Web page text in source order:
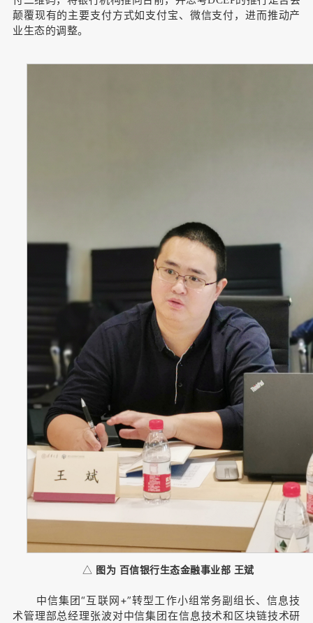
颠覆现有的主要支付方式如支付宝、微信支付，进而推动产
业生态的调整。
△ 图为 百信银行生态金融事业部 王斌
中信集团“互联网+”转型工作小组常务副组长、信息技
术管理部总经理张波对中信集团在信息技术和区块链技术研